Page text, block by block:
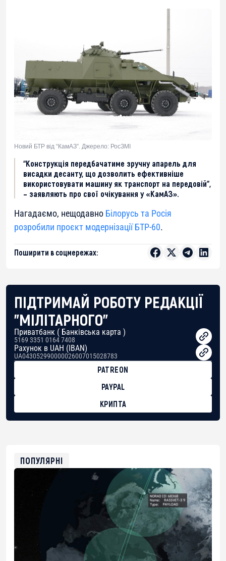
Новий БТР від “КамАЗ”. Джерело: РосЗМІ
“Конструкція передбачатиме зручну апарель для
висадки десанту, що дозволить ефективніше
використовувати машину як транспорт на передовій”,
– заявляють про свої очікування у «КамАЗ».
Нагадаємо, нещодавно Білорусь та Росія
розробили проєкт модернізації БТР-60.
Поширити в соцмережах:
ПІДТРИМАЙ РОБОТУ РЕДАКЦІЇ
"МІЛІТАРНОГО"
Приватбанк ( Банківська карта )
5169 3351 0164 7408
Рахунок в UAH (IBAN)
UA043052990000026007015028783
PATREON
PAYPAL
КРИПТА
0xfD02863D3289416fcF50975c9DFda13623f97758
ПОПУЛЯРНІ